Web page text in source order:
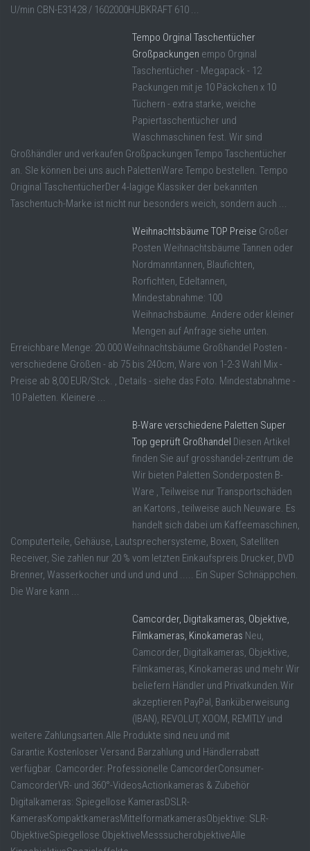
U/min CBN-E31428 / 1602000HUBKRAFT 610 ...
Tempo Orginal Taschentücher
Großpackungen empo Orginal
Taschentücher - Megapack - 12
Packungen mit je 10 Päckchen x 10
Tüchern - extra starke, weiche
Papiertaschentücher und
Waschmaschinen fest. Wir sind
Großhändler und verkaufen Großpackungen Tempo Taschentücher
an. SIe können bei uns auch PalettenWare Tempo bestellen. Tempo
Original TaschentücherDer 4-lagige Klassiker der bekannten
Taschentuch-Marke ist nicht nur besonders weich, sondern auch ...
Weihnachtsbäume TOP Preise Großer
Posten Weihnachtsbäume Tannen oder
Nordmanntannen, Blaufichten,
Rorfichten, Edeltannen,
Mindestabnahme: 100
Weihnachsbäume. Andere oder kleiner
Mengen auf Anfrage siehe unten.
Erreichbare Menge: 20.000 Weihnachtsbäume Großhandel Posten -
verschiedene Größen - ab 75 bis 240cm, Ware von 1-2-3 Wahl Mix -
Preise ab 8,00 EUR/Stck. , Details - siehe das Foto. Mindestabnahme -
10 Paletten. Kleinere ...
B-Ware verschiedene Paletten Super
Top geprüft Großhandel Diesen Artikel
finden Sie auf grosshandel-zentrum.de
Wir bieten Paletten Sonderposten B-
Ware , Teilweise nur Transportschäden
an Kartons , teilweise auch Neuware. Es
handelt sich dabei um Kaffeemaschinen,
Computerteile, Gehäuse, Lautsprechersysteme, Boxen, Satelliten
Receiver, Sie zahlen nur 20 % vom letzten Einkaufspreis.Drucker, DVD
Brenner, Wasserkocher und und und und ..... Ein Super Schnäppchen.
Die Ware kann ...
Camcorder, Digitalkameras, Objektive,
Filmkameras, Kinokameras Neu,
Camcorder, Digitalkameras, Objektive,
Filmkameras, Kinokameras und mehr Wir
beliefern Händler und Privatkunden.Wir
akzeptieren PayPal, Banküberweisung
(IBAN), REVOLUT, XOOM, REMITLY und
weitere Zahlungsarten.Alle Produkte sind neu und mit
Garantie.Kostenloser Versand.Barzahlung und Händlerrabatt
verfügbar. Camcorder: Professionelle CamcorderConsumer-
CamcorderVR- und 360°-VideosActionkameras & Zubehör
Digitalkameras: Spiegellose KamerasDSLR-
KamerasKompaktkamerasMittelformatkamerasObjektive: SLR-
ObjektiveSpiegellose ObjektiveMesssucherobjektiveAlle